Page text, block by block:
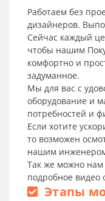
Работаем без
дизайнеров.
Сейчас каждый
чтобы нашим
комфортно и
задуманное.
Мы для вас с
оборудование и
потребностей и
Если хотите
то возможен
нашим
Так же можно
подробное видео
Этапы